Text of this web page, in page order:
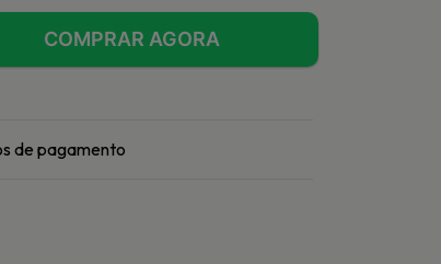
de pagamento